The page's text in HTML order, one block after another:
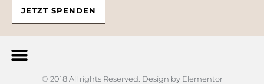
JETZT SPENDEN
© 2018 All rights Reserved. Design by Elementor